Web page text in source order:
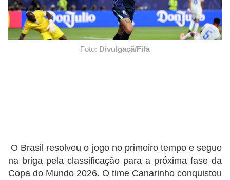
Foto: Divulgaçã/Fifa
O Brasil resolveu o jogo no primeiro tempo e segue
na briga pela classificação para a próxima fase da
Copa do Mundo 2026. O time Canarinho conquistou